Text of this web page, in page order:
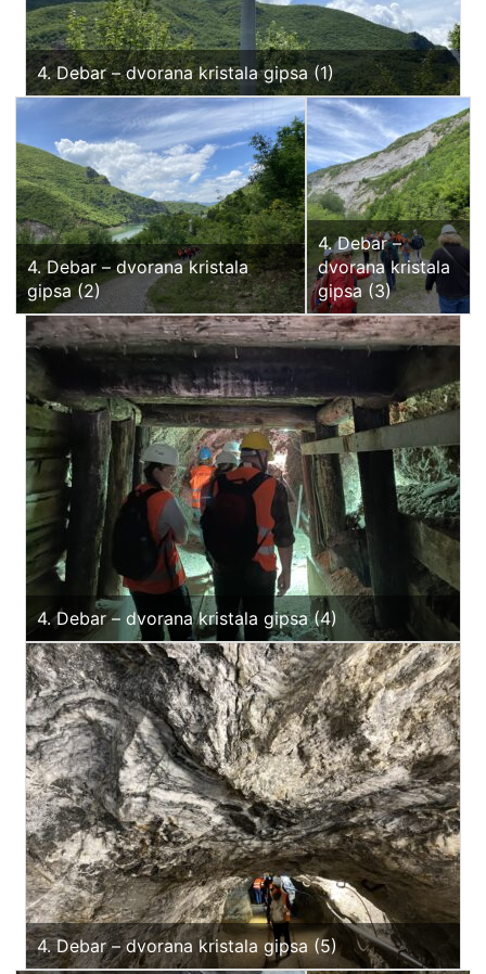
4. Debar – dvorana kristala gipsa (1)
4. Debar – dvorana kristala
gipsa (2)
4. Debar –
dvorana kristala
gipsa (3)
4. Debar – dvorana kristala gipsa (4)
4. Debar – dvorana kristala gipsa (5)